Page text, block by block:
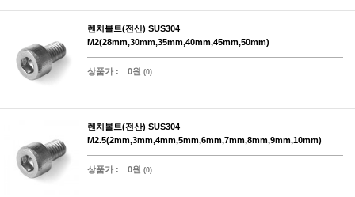
렌치볼트(전산) SUS304
M2(28mm,30mm,35mm,40mm,45mm,50mm)
상품가 : 0원 (0)
렌치볼트(전산) SUS304
M2.5(2mm,3mm,4mm,5mm,6mm,7mm,8mm,9mm,10mm)
상품가 : 0원 (0)